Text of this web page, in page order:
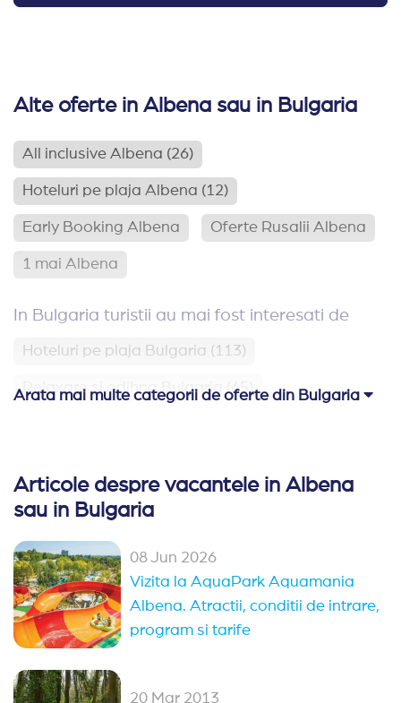
Alte oferte in Albena sau in Bulgaria
All inclusive Albena (26)
Hoteluri pe plaja Albena (12)
Early Booking Albena Oferte Rusalii Albena
1 mai Albena
In Bulgaria turistii au mai fost interesati de
Hoteluri pe plaja Bulgaria (113)
Relaxare si odihna Bulgaria (65)
Ultra All Inclusive Bulgaria
Oferte 1 mai Kranevo
All Inclusive Bulgaria
Sozopol Kranevo Duni
Arata mai multe categorii de oferte din Bulgaria
Articole despre vacantele in Albena
sau in Bulgaria
08 Jun 2026
Vizita la AquaPark Aquamania
Albena. Atractii, conditii de intrare,
program si tarife
20 Mar 2013